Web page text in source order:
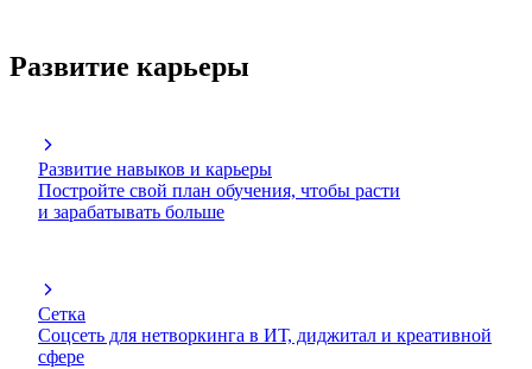
Развитие карьеры
Развитие навыков и карьеры
Постройте свой план обучения, чтобы расти
и зарабатывать больше
Сетка
Соцсеть для нетворкинга в ИТ, диджитал и креативной
сфере